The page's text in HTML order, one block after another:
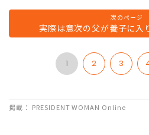
次のページ
実際は意次の父が養子に入
1 2 3
掲載： PRESIDENT WOMAN Online